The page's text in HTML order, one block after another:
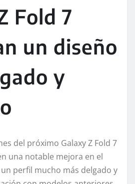
Fold 7
un diseño
y
del próximo Galaxy Z Fold 7
una notable mejora en el
perfil mucho más delgado y